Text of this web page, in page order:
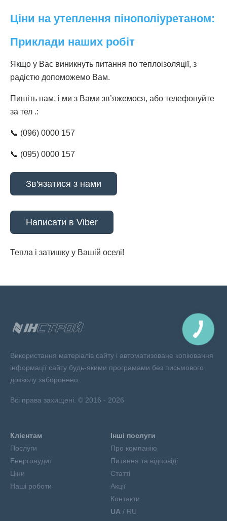
Ціни на утеплення пінополіуретаном:
Приклади наших робіт
Якщо у Вас виникнуть питання по теплоізоляції, з
радістю допоможемо Вам.
Пишіть нам, і ми з Вами зв’яжемося, або телефонуйте
за тел .:
📞 (096) 0000 157
📞 (095) 0000 157⠀
Зв'язатися з нами
Написати в Viber
Тепла і затишку у Вашій оселі!
Використання матеріалів сайту і автоматизоване копіювання
інформації сайту будь-якими програмами без письмового
дозволу заборонено.
Всі права захищені. © 2016 - 2026
Клієнтам
Послуги
Енергоаудит
Ціни
Наші роботи
Інші послуги
Про компанію
Питання та відповіді
Статті
Акції
Контакти
UA/ RU